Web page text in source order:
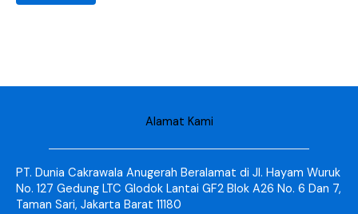
Alamat Kami
PT. Dunia Cakrawala Anugerah Beralamat di Jl. Hayam Wuruk
No. 127 Gedung LTC Glodok Lantai GF2 Blok A26 No. 6 Dan 7,
Taman Sari, Jakarta Barat 11180